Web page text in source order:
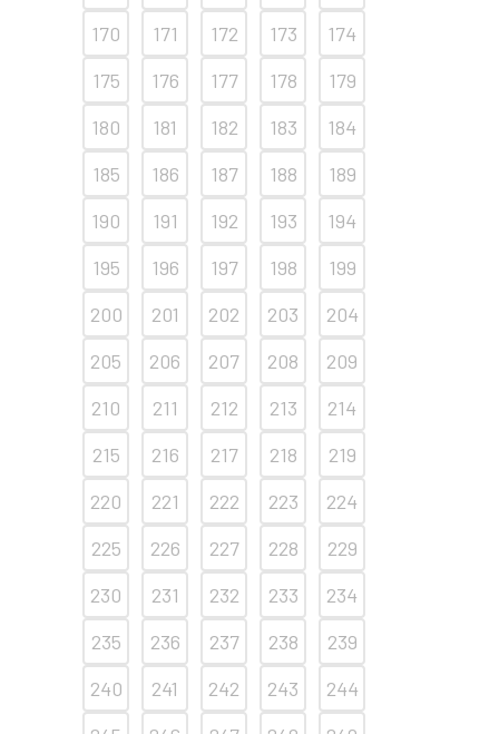
170
171 172 173
174
175
176 177 178
179
180
181 182 183
184
185
186 187 188
189
190
191 192 193
194
195
196 197 198
199
200
201 202 203
204
205
206 207 208
209
210
211 212 213
214
215
216 217 218
219
220
221 222 223
224
225
226 227 228
229
230
231 232 233
234
235
236 237 238
239
240
241 242 243
244